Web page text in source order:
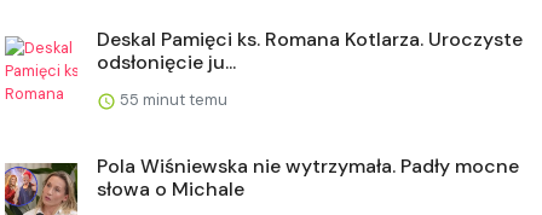
Deskal Pamięci ks. Romana Kotlarza. Uroczyste
odsłonięcie ju...
55 minut temu
Pola Wiśniewska nie wytrzymała. Padły mocne
słowa o Michale